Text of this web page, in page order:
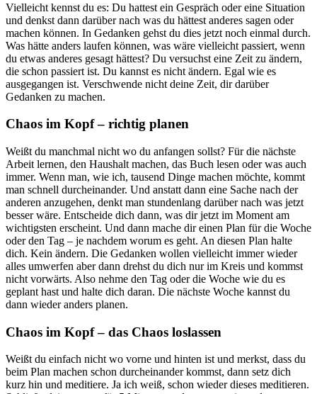
Vielleicht kennst du es: Du hattest ein Gespräch oder eine Situation
und denkst dann darüber nach was du hättest anderes sagen oder
machen können. In Gedanken gehst du dies jetzt noch einmal durch.
Was hätte anders laufen können, was wäre vielleicht passiert, wenn
du etwas anderes gesagt hättest? Du versuchst eine Zeit zu ändern,
die schon passiert ist. Du kannst es nicht ändern. Egal wie es
ausgegangen ist. Verschwende nicht deine Zeit, dir darüber
Gedanken zu machen.
Chaos im Kopf – richtig planen
Weißt du manchmal nicht wo du anfangen sollst? Für die nächste
Arbeit lernen, den Haushalt machen, das Buch lesen oder was auch
immer. Wenn man, wie ich, tausend Dinge machen möchte, kommt
man schnell durcheinander. Und anstatt dann eine Sache nach der
anderen anzugehen, denkt man stundenlang darüber nach was jetzt
besser wäre. Entscheide dich dann, was dir jetzt im Moment am
wichtigsten erscheint. Und dann mache dir einen Plan für die Woche
oder den Tag – je nachdem worum es geht. An diesen Plan halte
dich. Kein ändern. Die Gedanken wollen vielleicht immer wieder
alles umwerfen aber dann drehst du dich nur im Kreis und kommst
nicht vorwärts. Also nehme den Tag oder die Woche wie du es
geplant hast und halte dich daran. Die nächste Woche kannst du
dann wieder anders planen.
Chaos im Kopf – das Chaos loslassen
Weißt du einfach nicht wo vorne und hinten ist und merkst, dass du
beim Plan machen schon durcheinander kommst, dann setz dich
kurz hin und meditiere. Ja ich weiß, schon wieder dieses meditieren.